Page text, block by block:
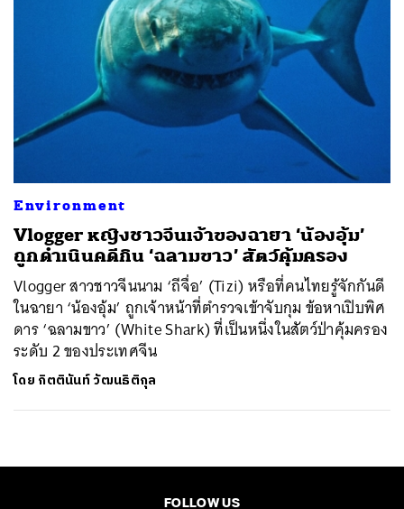
Environment
Vlogger หญิงชาวจีนเจ้าของฉายา ‘น้องอุ้ม’
ถูกดำเนินคดีกิน ‘ฉลามขาว’ สัตว์คุ้มครอง
Vlogger สาวชาวจีนนาม ‘ถีจื่อ’ (Tizi) หรือที่คนไทยรู้จักกันดี
ในฉายา ‘น้องอุ้ม’ ถูกเจ้าหน้าที่ตำรวจเข้าจับกุม ข้อหาเปิบพิศ
ดาร ‘ฉลามขาว’ (White Shark) ที่เป็นหนึ่งในสัตว์ป่าคุ้มครอง
ระดับ 2 ของประเทศจีน
โดย กิตตินันท์ วัฒนธิติกุล
FOLLOW US
ค้นหา